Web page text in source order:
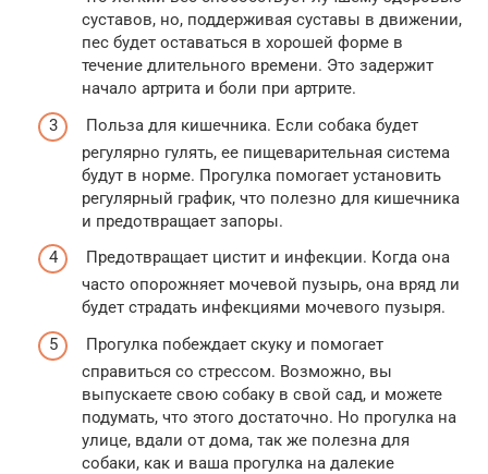
суставов, но, поддерживая суставы в движении,
пес будет оставаться в хорошей форме в
течение длительного времени. Это задержит
начало артрита и боли при артрите.
Польза для кишечника. Если собака будет
регулярно гулять, ее пищеварительная система
будут в норме. Прогулка помогает установить
регулярный график, что полезно для кишечника
и предотвращает запоры.
Предотвращает цистит и инфекции. Когда она
часто опорожняет мочевой пузырь, она вряд ли
будет страдать инфекциями мочевого пузыря.
Прогулка побеждает скуку и помогает
справиться со стрессом. Возможно, вы
выпускаете свою собаку в свой сад, и можете
подумать, что этого достаточно. Но прогулка на
улице, вдали от дома, так же полезна для
собаки, как и ваша прогулка на далекие